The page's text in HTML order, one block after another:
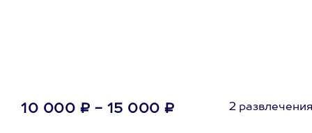
10 000 ₽ - 15 000 ₽ 2